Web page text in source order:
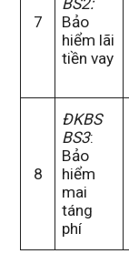
7
BS2:
Bảo
hiểm lãi
tiền vay
8
ĐKBS
BS3:
Bảo
hiểm
mai
táng
phí